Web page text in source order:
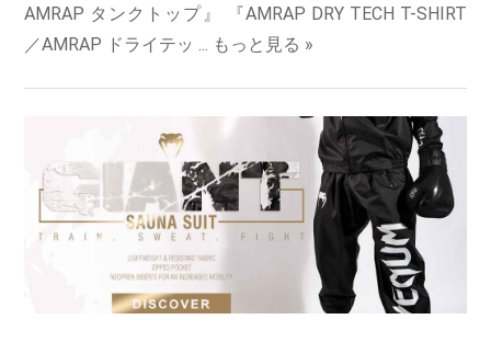
AMRAP タンクトップ』 『AMRAP DRY TECH T-SHIRT
／AMRAP ドライテッ ... もっと見る »